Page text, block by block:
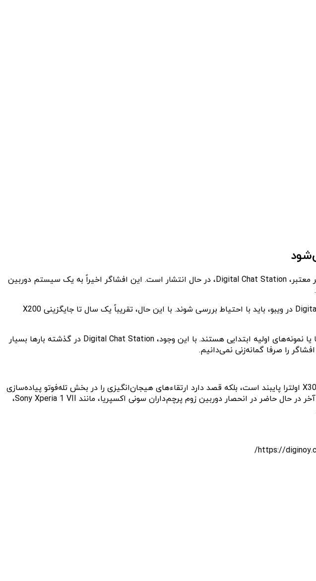
با اینکه زمان زیادی از معرفی Vivo X200 Ultra نمی‌گذرد، شایعه جدیدی درباره جانشین آن از طریق افشاگر معتبر، Digital Chat Station، در حال انتشار است. این افشاگر اخیراً به یک سیستم دوربین
شایعات مربوط به سه حسگر ۲۰۰ مگاپیکسلی در ویوو X300 اولترا و همچنین اظهارات اخیر Digital Chat Station در ویبو، باید با احتیاط بررسی شوند. با این حال، تقریباً یک سال تا جایگزینی X200
اطلاعات اولیه درباره جانشین X200 Ultra مدام در حال تغییر هستند، چراکه این داده‌ها مربوط به برنامه‌ها یا نمونه‌های اولیه ابتدایی هستند. با این وجود، Digital Chat Station در گذشته بارها بسیار
بر اساس پست اخیر او در ویبو، ویوو نه تنها به برنامه‌های خود برای ترکیب سه حسگر ۲۰۰ مگاپیکسلی در X300 اولترا پایبند است، بلکه قصد دارد ارتقاءهای هیجان‌انگیزی را در بخش تله‌فوتو پیاده‌سازی
کند. ظاهرا برای این گوشی، عناصر چند کانونی و یک عملکرد زوم اپتیکال پیوسته برنامه‌ریزی شده که مورد آخر در حال حاضر در انحصار دوربین زوم پرچم‌داران سونی اکسپریا، مانند Sony Xperia 1 VII،